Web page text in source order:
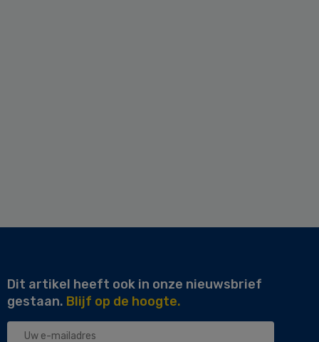
Dit artikel heeft ook in onze nieuwsbrief
gestaan. Blijf op de hoogte.
Uw